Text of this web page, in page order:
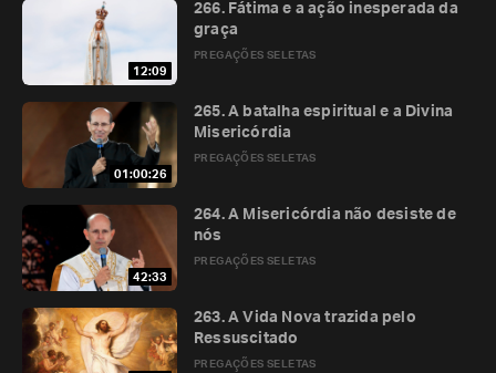
12:09
PREGAÇÕES SELETAS
266. Fátima e a ação inesperada da
graça
01:00:26
PREGAÇÕES SELETAS
265. A batalha espiritual e a Divina
Misericórdia
42:33
PREGAÇÕES SELETAS
264. A Misericórdia não desiste de
nós
PREGAÇÕES SELETAS
263. A Vida Nova trazida pelo
Ressuscitado